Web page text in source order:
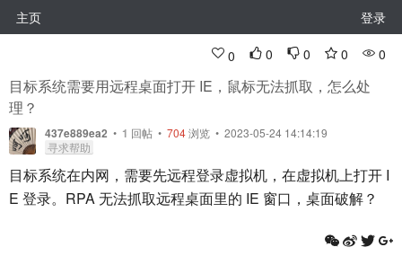
主页 登录
0 0 0 0 0
目标系统需要用远程桌面打开 IE，鼠标无法抓取，怎么处
理？
437e889ea2 • 1 回帖 • 704浏览 • 2023-05-24 14:14:19
寻求帮助
目标系统在内网，需要先远程登录虚拟机，在虚拟机上打开 I
E 登录。RPA 无法抓取远程桌面里的 IE 窗口，桌面破解？